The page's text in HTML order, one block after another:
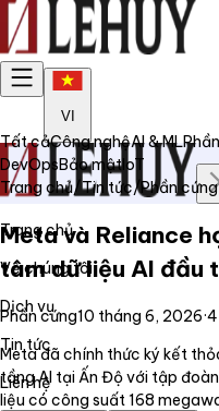
VI
Trang chủ
Về chúng tôi
Dịch vụ
Tin tức
Liên hệ
Tất cảCông nghệAI & ML
DevOpsBảo mậtIoT
Trang chủ/Tin tức/Phần cứng
Meta và Reliance
tâm dữ liệu AI đầu
Phần cứng10 tháng 6, 2026·4
Meta đã chính thức ký kết
tầng AI tại Ấn Độ với tập
liệu có công suất 168